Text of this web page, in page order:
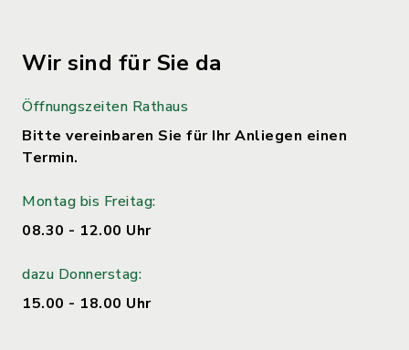
Wir sind für Sie da
Öffnungszeiten Rathaus
Bitte vereinbaren Sie für Ihr Anliegen einen
Termin.
Montag bis Freitag:
08.30 - 12.00 Uhr
dazu Donnerstag:
15.00 - 18.00 Uhr